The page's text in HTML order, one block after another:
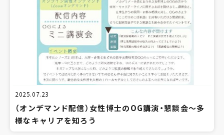
2025.07.23
（オンデマンド配信）女性博士のOG講演・懇談会～多
様なキャリアを知ろう